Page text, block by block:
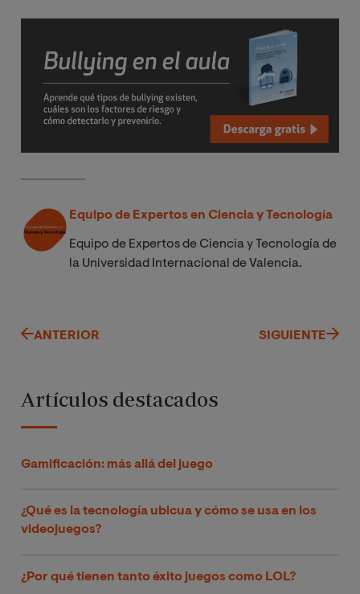
Equipo de Expertos en Ciencia y Tecnología
Equipo de Expertos de Ciencia y Tecnología de
la Universidad Internacional de Valencia.
ANTERIOR SIGUIENTE
Artículos destacados
Gamificación: más allá del juego
¿Qué es la tecnología ubicua y cómo se usa en los
videojuegos?
¿Por qué tienen tanto éxito juegos como LOL?